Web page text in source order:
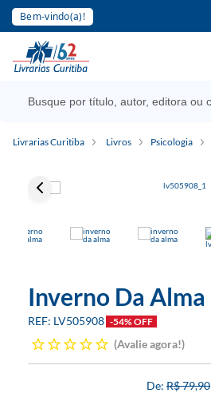
Bem-vindo(a)!
Livrarias Curitiba Livros Psicologia
Inverno Da Alma
LV505908 -54% OFF
Avalie agora!
R$ 79,90